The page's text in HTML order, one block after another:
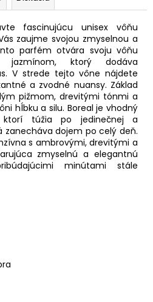
fascinujúcu unisex vôňu
zaujme svojou zmyselnou a
parfém otvára svoju vôňu
jazmínom, ktorý dodáva
V strede tejto vône nájdete
a zvodné nuansy. Základ
pižmom, drevitými tónmi a
hĺbku a silu. Boreal je vhodný
túžia po jedinečnej a
zanecháva dojem po celý deň.
s ambrovými, drevitými a
zmyselnú a elegantnú
minútami stále